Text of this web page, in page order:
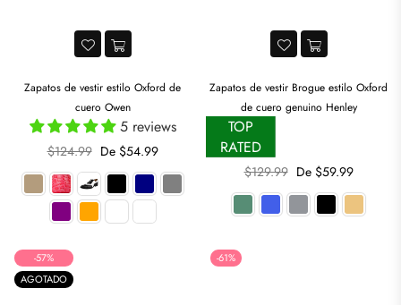
Zapatos de vestir estilo Oxford de
cuero Owen
5 reviews
Precio
habitual
$124.99 De $54.99
Zapatos de vestir Brogue estilo Oxford
de cuero genuino Henley
TOP
RATED
Precio
habitual
$129.99 De $59.99
-57%
AGOTADO
-61%